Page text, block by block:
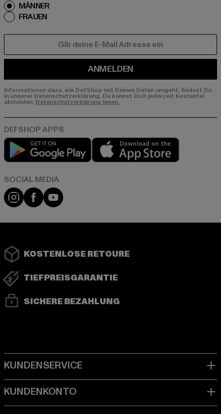
MÄNNER
FRAUEN
ANMELDEN
Informationen dazu, wie DefShop mit Deinen Daten umgeht, findest Du
in unserer Datenschutzerklärung. Du kannst Dich jederzeit kostenfei
abmelden. Datenschutzerklärung lesen.
Play market
Instagram
FacebookYouTube
KOSTENLOSE RETOURE
TIEFPREISGARANTIE
SICHERE BEZAHLUNG